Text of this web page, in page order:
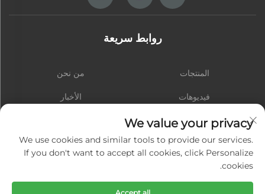
روابط سريعة
المنتجات من نحن
فيديوهات الأخبار
الاتصال
We value your privacy
We use cookies and similar tools to provide our services.
If you don't want to accept all cookies, click Personalize
cookies.